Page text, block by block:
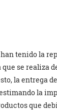
tenido la
se realiza
la entrega
la
que